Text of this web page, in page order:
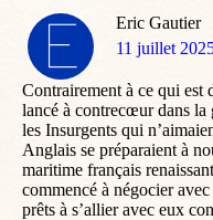
Eric Gautier
dit
11 juillet
Contrairement à ce qui est
lancé à contrecœur dans la
les Insurgents qui
Anglais se préparaient à
maritime français
commencé à négocier
prêts à s’allier avec eux